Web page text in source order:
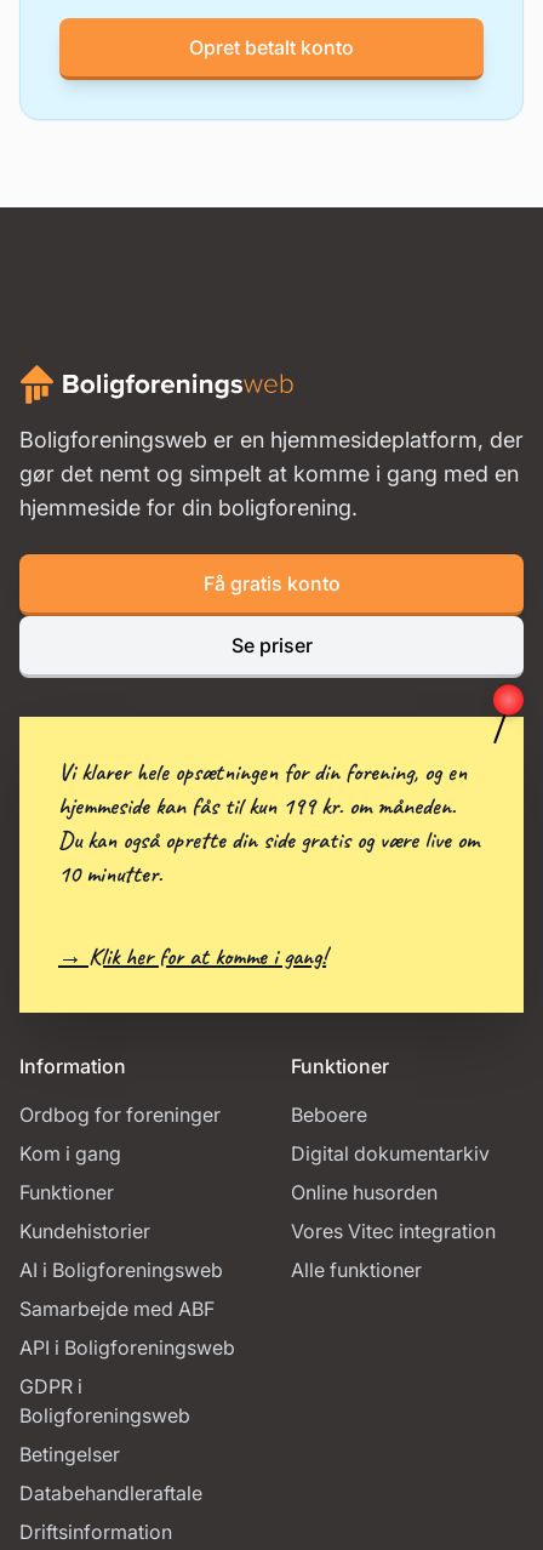
Opret betalt konto
Boligforeningsweb er en hjemmesideplatform, der
gør det nemt og simpelt at komme i gang med en
hjemmeside for din boligforening.
Få gratis konto
Se priser
Information
Ordbog for foreninger
Kom i gang
Funktioner
Kundehistorier
AI i Boligforeningsweb
Samarbejde med ABF
API i Boligforeningsweb
GDPR i
Boligforeningsweb
Betingelser
Databehandleraftale
Driftsinformation
Funktioner
Beboere
Digital dokumentarkiv
Online husorden
Vores Vitec integration
Alle funktioner
Vi klarer hele opsætningen for din forening, og en
hjemmeside kan fås til kun 199 kr. om måneden.
Du kan også oprette din side gratis og være live om
10 minutter.
→ Klik her for at komme i gang!